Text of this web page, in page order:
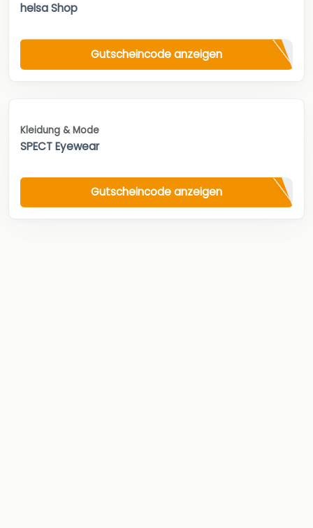
helsa Shop
Gutscheincode anzeigen
Kleidung & Mode
SPECT Eyewear
Gutscheincode anzeigen